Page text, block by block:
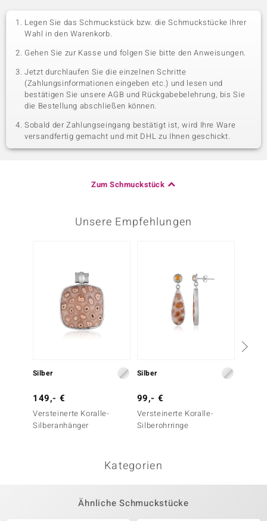
Legen Sie das Schmuckstück bzw. die Schmuckstücke Ihrer
Wahl in den Warenkorb.
Gehen Sie zur Kasse und folgen Sie bitte den Anweisungen.
Jetzt durchlaufen Sie die einzelnen Schritte
(Zahlungsinformationen eingeben etc.) und lesen und
bestätigen Sie unsere AGB und Rückgabebelehrung, bis Sie
die Bestellung abschließen können.
Sobald der Zahlungseingang bestätigt ist, wird Ihre Ware
versandfertig gemacht und mit DHL zu Ihnen geschickt.
Zum Schmuckstück
Unsere Empfehlungen
Silber
149,- €
Versteinerte Koralle-
Silberanhänger
Silber
99,- €
Versteinerte Koralle-
Silberohrringe
Kategorien
Ähnliche Schmuckstücke